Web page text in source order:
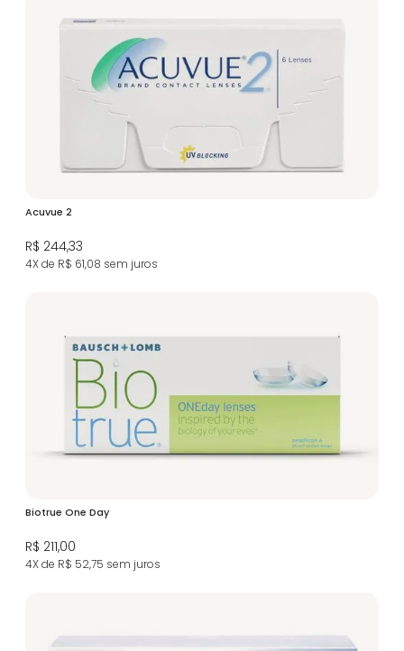
Acuvue 2
R$ 244,33
4X de R$ 61,08 sem juros
Biotrue One Day
R$ 211,00
4X de R$ 52,75 sem juros